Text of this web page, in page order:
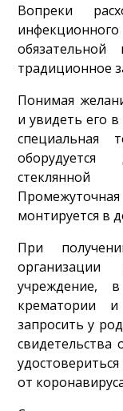
Вопреки
традиционное
Понимая
и увидеть его
специальная
оборудуется
монтируется в
При
учреждение,
крематории
запросить у
от